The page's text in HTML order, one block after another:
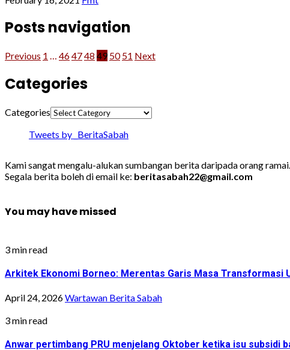
Posts navigation
Previous 1 … 464748 49 50 51 Next
Categories
Categories
Tweets by _BeritaSabah
Kami sangat mengalu-alukan sumbangan berita daripada orang
Segala berita boleh di email ke: beritasabah22@gmail.com
You may have missed
3 min read
Arkitek Ekonomi Borneo: Merentas Garis Masa Transformasi
April 24, 2026Wartawan Berita Sabah
3 min read
Anwar pertimbang PRU menjelang Oktober ketika isu subsidi